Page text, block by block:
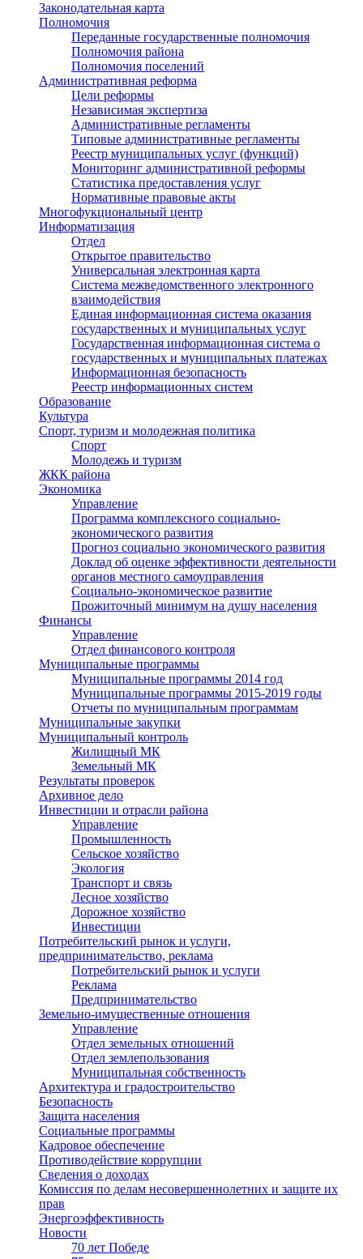
Законодательная карта
Полномочия
Переданные государственные полномочия
Полномочия района
Полномочия поселений
Административная реформа
Цели реформы
Независимая экспертиза
Административные регламенты
Типовые административные регламенты
Реестр муниципальных услуг (функций)
Мониторинг административной реформы
Статистика предоставления услуг
Нормативные правовые акты
Многофукциональный центр
Информатизация
Отдел
Открытое правительство
Универсальная электронная карта
Система межведомственного электронного
взаимодействия
Единая информационная система оказания
государственных и муниципальных услуг
Государственная информационная система о
государственных и муниципальных платежах
Информационная безопасность
Реестр информационных систем
Образование
Культура
Спорт, туризм и молодежная политика
Спорт
Молодежь и туризм
ЖКК района
Экономика
Управление
Программа комплексного социально-
экономического развития
Прогноз социально экономического развития
Доклад об оценке эффективности деятельности
органов местного самоуправления
Социально-экономическое развитие
Прожиточный минимум на душу населения
Финансы
Управление
Отдел финансового контроля
Муниципальные программы
Муниципальные программы 2014 год
Муниципальные программы 2015-2019 годы
Отчеты по муниципальным программам
Муниципальные закупки
Муниципальный контроль
Жилищный МК
Земельный МК
Результаты проверок
Архивное дело
Инвестиции и отрасли района
Управление
Промышленность
Сельское хозяйство
Экология
Транспорт и связь
Лесное хозяйство
Дорожное хозяйство
Инвестиции
Потребительский рынок и услуги,
предпринимательство, реклама
Потребительский рынок и услуги
Реклама
Предпринимательство
Земельно-имущественные отношения
Управление
Отдел земельных отношений
Отдел землепользования
Муниципальная собственность
Архитектура и градостроительство
Безопасность
Защита населения
Социальные программы
Кадровое обеспечение
Противодействие коррупции
Сведения о доходах
Комиссия по делам несовершеннолетних и защите их
прав
Энергоэффективность
Новости
70 лет Победе